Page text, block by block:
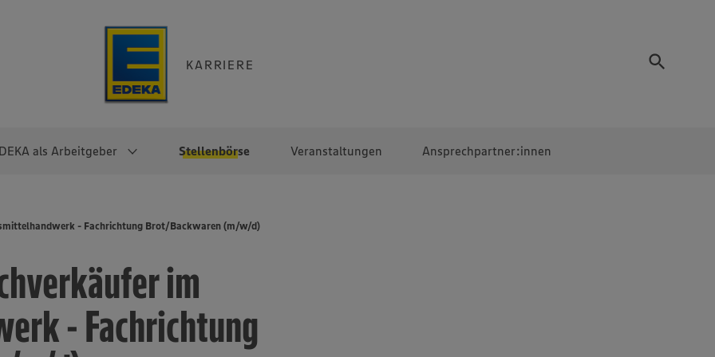
KARRIERE
als Arbeitgeber Stellenbörse Veranstaltungen Ansprechpartner:innen
Direkteinstieg
Noch Fragen?
Überblick
EDEKA Fruchtkontor
EDEKA Foodservice
EDEKA-
- Fachrichtung Brot/Backwaren (m/w/d)
im
- Fachrichtung